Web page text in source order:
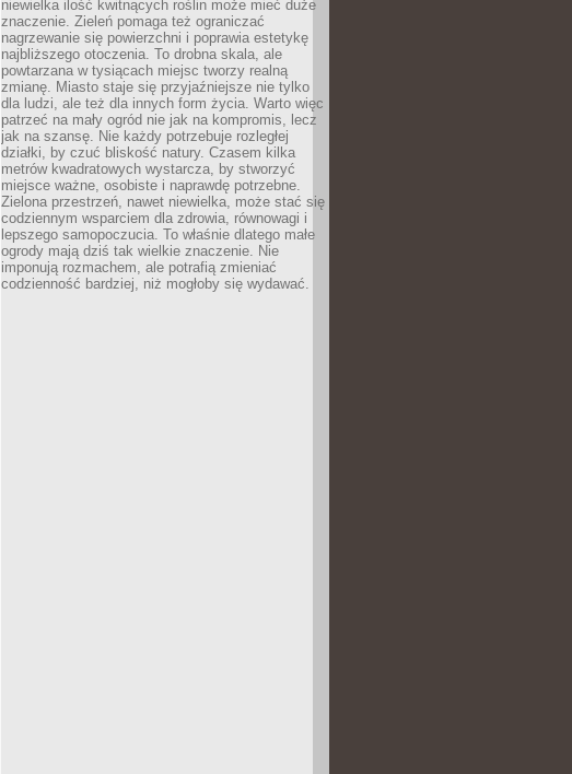
niewielka ilość kwitnących roślin może mieć duże
znaczenie. Zieleń pomaga też ograniczać
nagrzewanie się powierzchni i poprawia estetykę
najbliższego otoczenia. To drobna skala, ale
powtarzana w tysiącach miejsc tworzy realną
zmianę. Miasto staje się przyjaźniejsze nie tylko
dla ludzi, ale też dla innych form życia. Warto więc
patrzeć na mały ogród nie jak na kompromis, lecz
jak na szansę. Nie każdy potrzebuje rozległej
działki, by czuć bliskość natury. Czasem kilka
metrów kwadratowych wystarcza, by stworzyć
miejsce ważne, osobiste i naprawdę potrzebne.
Zielona przestrzeń, nawet niewielka, może stać się
codziennym wsparciem dla zdrowia, równowagi i
lepszego samopoczucia. To właśnie dlatego małe
ogrody mają dziś tak wielkie znaczenie. Nie
imponują rozmachem, ale potrafią zmieniać
codzienność bardziej, niż mogłoby się wydawać.